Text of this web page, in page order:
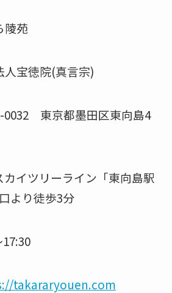
苑
人宝徳院(真言宗)
東京都墨田区東向島4
カイツリーライン「東向島駅
より徒歩3分
takararyouen.com